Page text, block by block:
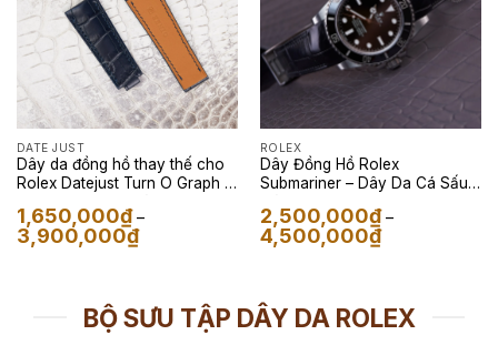
DATE JUST
Dây da đồng hồ thay thế cho
Rolex Datejust Turn O Graph –
1,650,000₫ –
3,900,000₫Khoảng
giá:
3,900,000₫
ROLEX
Dây Đồng Hồ Rolex
Submariner – Dây Da Cá Sấu
2,500,000₫ –
4,500,000₫Khoảng
giá:
BỘ SƯU TẬP DÂY DA ROLEX